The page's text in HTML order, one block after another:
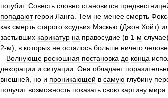
погубит. Совесть словно становится
попадают герои Ланга Тем не менее смерть
как смерть старого «судьи» Мэскью (Джон Хойт)
застывших карикатур на правосудие (в 1-м случае),
2-м), в которых не осталось больше ничего
Волнующе роскошная постановка до конца
декорации и ситуации Она обладает
внешней
но и проникающей в самую глубину
получит возможность показать свою картину мира